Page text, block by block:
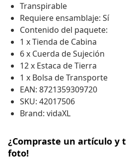
Transpirable
Requiere ensamblaje: Sí
Contenido del paquete:
1 x Tienda de Cabina
6 x Cuerda de Sujeción
12 x Estaca de Tierra
1 x Bolsa de Transporte
EAN: 8721359309720
SKU: 42017506
Brand: vidaXL
¿Compraste un artículo y
foto!